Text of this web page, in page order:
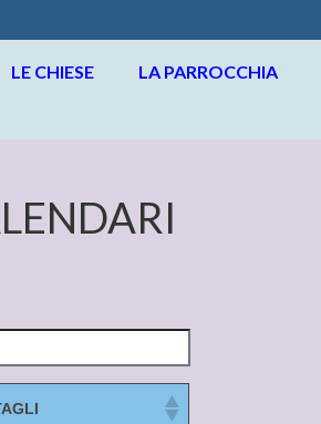
LE CHIESE LA PARROCCHIA